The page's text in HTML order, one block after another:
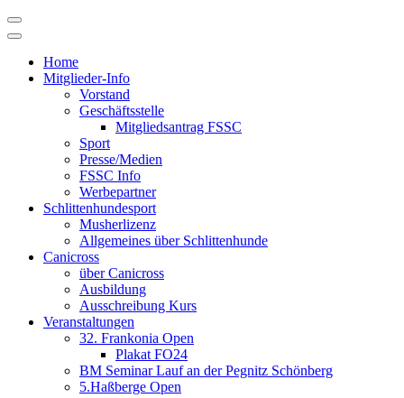
Skip
to
Home
Mitglieder-Info
Vorstand
Geschäftsstelle
Mitgliedsantrag FSSC
Sport
Presse/Medien
FSSC Info
Werbepartner
Schlittenhundesport
Musherlizenz
Allgemeines über Schlittenhunde
Canicross
über Canicross
Ausbildung
Ausschreibung Kurs
Veranstaltungen
32. Frankonia Open
Plakat FO24
BM Seminar Lauf an der Pegnitz Schönberg
5.Haßberge Open